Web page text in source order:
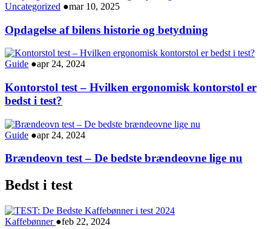
Uncategorized ●mar 10, 2025
Opdagelse af bilens historie og betydning
Guide ●apr 24, 2024
Kontorstol test – Hvilken ergonomisk kontorstol er
bedst i test?
Guide ●apr 24, 2024
Brændeovn test – De bedste brændeovne lige nu
Bedst i test
Kaffebønner ●feb 22, 2024